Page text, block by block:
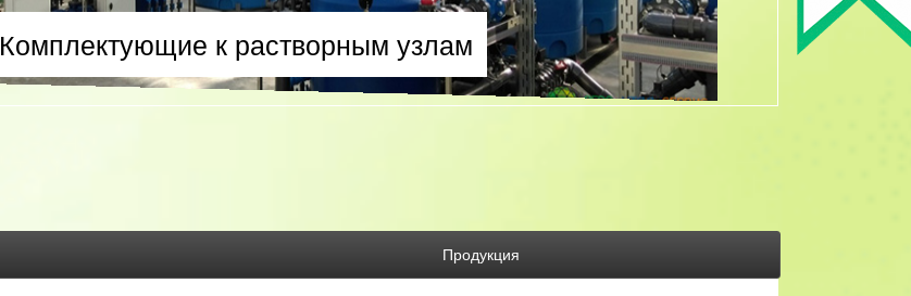
Комплектующие к растворным узлам
Продукция